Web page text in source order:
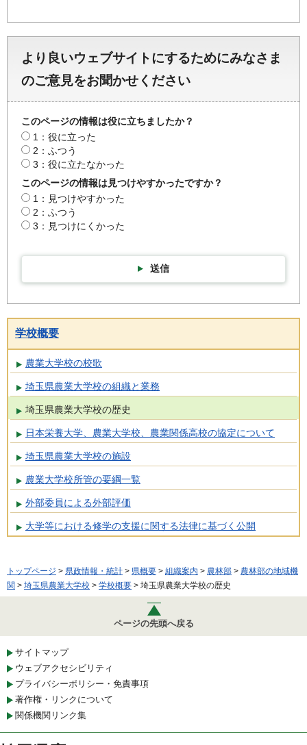
より良いウェブサイトにするためにみなさま
のご意見をお聞かせください
このページの情報は役に立ちましたか？
1：役に立った
2：ふつう
3：役に立たなかった
このページの情報は見つけやすかったですか？
1：見つけやすかった
2：ふつう
3：見つけにくかった
送信
学校概要
農業大学校の校歌
埼玉県農業大学校の組織と業務
埼玉県農業大学校の歴史
日本栄養大学、農業大学校、農業関係高校の協定について
埼玉県農業大学校の施設
農業大学校所管の要綱一覧
外部委員による外部評価
大学等における修学の支援に関する法律に基づく公開
トップページ > 県政情報・統計 > 県概要 > 組織案内 > 農林部 > 農林部の地域機
関 > 埼玉県農業大学校 > 学校概要 > 埼玉県農業大学校の歴史
ページの先頭へ戻る
サイトマップ
ウェブアクセシビリティ
プライバシーポリシー・免責事項
著作権・リンクについて
関係機関リンク集